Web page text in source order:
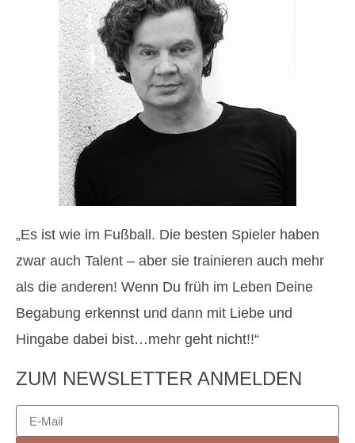
„Es ist wie im Fußball. Die besten Spieler haben
zwar auch Talent – aber sie trainieren auch mehr
als die anderen! Wenn Du früh im Leben Deine
Begabung erkennst und dann mit Liebe und
Hingabe dabei bist…mehr geht nicht!!“
ZUM NEWSLETTER ANMELDEN